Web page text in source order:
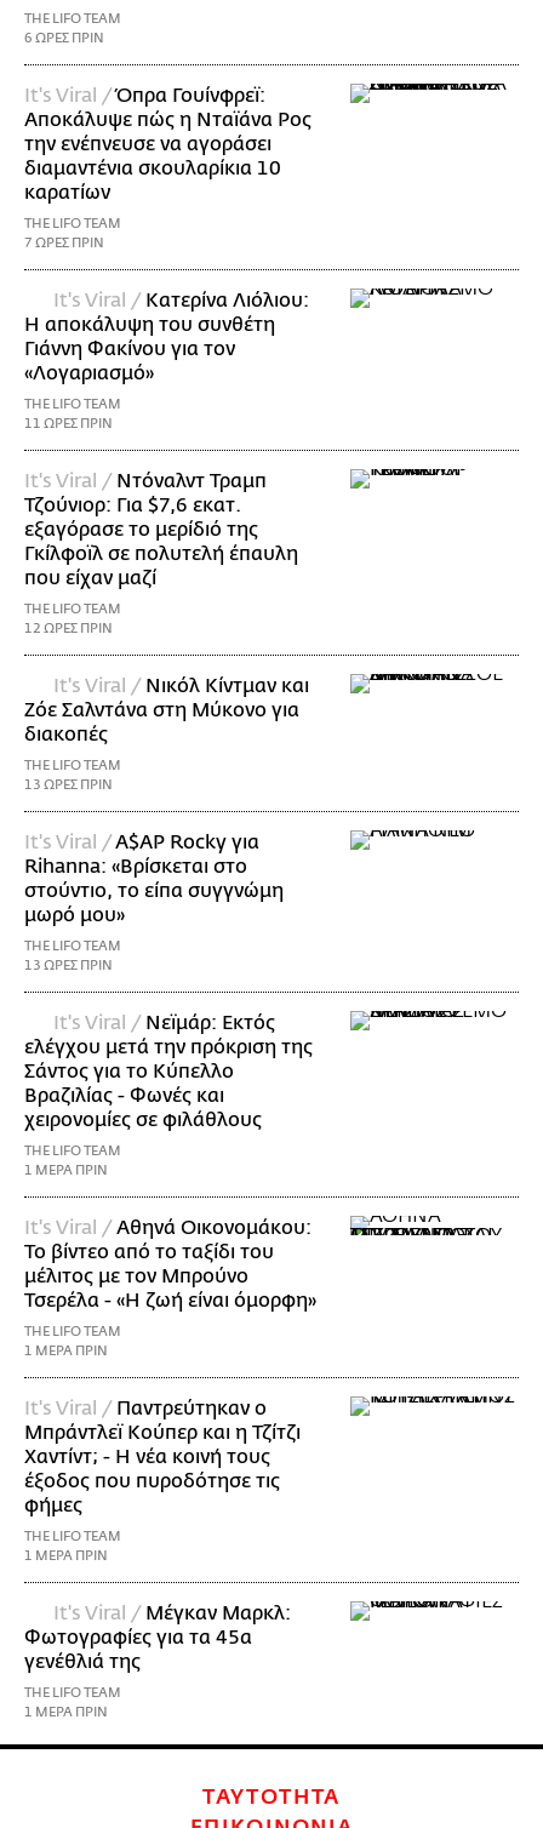
THE LIFO TEAM
6 ΩΡΕΣ ΠΡΙΝ
It's Viral /Όπρα Γουίνφρεϊ:
Αποκάλυψε πώς η Νταϊάνα Ρος
την ενέπνευσε να αγοράσει
διαμαντένια σκουλαρίκια 10
καρατίων
THE LIFO TEAM
7 ΩΡΕΣ ΠΡΙΝ
It's Viral / Κατερίνα Λιόλιου:
Η αποκάλυψη του συνθέτη
Γιάννη Φακίνου για τον
«Λογαριασμό»
THE LIFO TEAM
11 ΩΡΕΣ ΠΡΙΝ
It's Viral / Ντόναλντ Τραμπ
Τζούνιορ: Για $7,6 εκατ.
εξαγόρασε το μερίδιό της
Γκίλφοϊλ σε πολυτελή έπαυλη
που είχαν μαζί
THE LIFO TEAM
12 ΩΡΕΣ ΠΡΙΝ
It's Viral / Νικόλ Κίντμαν και
Ζόε Σαλντάνα στη Μύκονο για
διακοπές
THE LIFO TEAM
13 ΩΡΕΣ ΠΡΙΝ
It's Viral /A$AP Rocky για
Rihanna: «Βρίσκεται στο
στούντιο, το είπα συγγνώμη
μωρό μου»
THE LIFO TEAM
13 ΩΡΕΣ ΠΡΙΝ
It's Viral / Νεϊμάρ: Εκτός
ελέγχου μετά την πρόκριση της
Σάντος για το Κύπελλο
Βραζιλίας - Φωνές και
χειρονομίες σε φιλάθλους
THE LIFO TEAM
1 ΜΕΡΑ ΠΡΙΝ
It's Viral /Αθηνά Οικονομάκου:
Το βίντεο από το ταξίδι του
μέλιτος με τον Μπρούνο
Τσερέλα - «Η ζωή είναι όμορφη»
THE LIFO TEAM
1 ΜΕΡΑ ΠΡΙΝ
It's Viral / Παντρεύτηκαν ο
Μπράντλεϊ Κούπερ και η Τζίτζι
Χαντίντ; - Η νέα κοινή τους
έξοδος που πυροδότησε τις
φήμες
THE LIFO TEAM
1 ΜΕΡΑ ΠΡΙΝ
It's Viral / Μέγκαν Μαρκλ:
Φωτογραφίες για τα 45α
γενέθλιά της
THE LIFO TEAM
1 ΜΕΡΑ ΠΡΙΝ
ΤΑΥΤΟΤΗΤΑ